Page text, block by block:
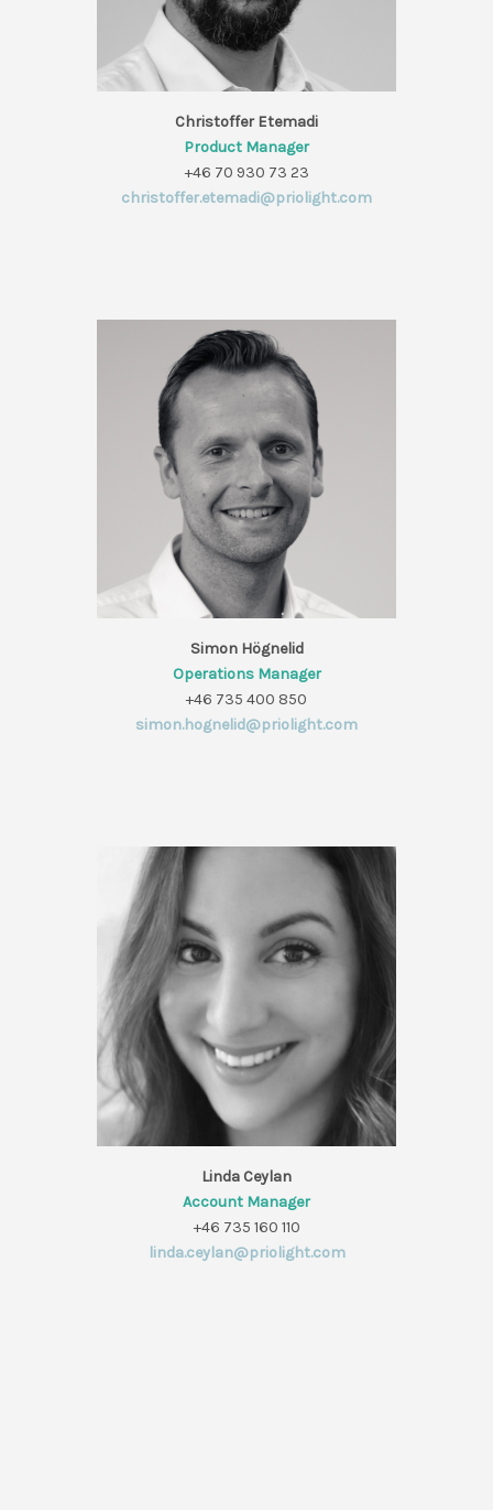
Christoffer Etemadi
Product Manager
+46 70 930 73 23
christoffer.etemadi@priolight.com
Simon Högnelid
Operations Manager
+46 735 400 850
simon.hognelid@priolight.com
Linda Ceylan
Account Manager
+46 735 160 110
linda.ceylan@priolight.com